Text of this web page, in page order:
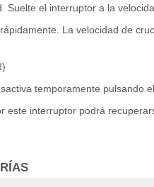
Suelte el interruptor a la
La velocidad de
temporamente pulsando
este interruptor podrá